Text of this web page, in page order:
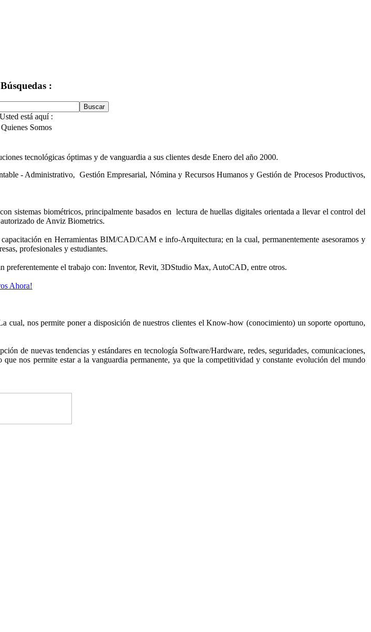
Búsquedas :
Usted está aquí :
Quienes Somos
tecnológicas óptimas y de vanguardia a sus clientes desde Enero del año 2000.
- Administrativo, Gestión Empresarial, Nómina y Recursos Humanos y Gestión de Procesos Productivos,
sistemas biométricos, principalmente basados en lectura de huellas digitales orientada a llevar el control del
de Anviz Biometrics.
en Herramientas BIM/CAD/CAM e info-Arquitectura; en la cual, permanentemente asesoramos y
profesionales y estudiantes.
preferentemente el trabajo con: Inventor, Revit, 3DStudio Max, AutoCAD, entre otros.
Ahora!
cual, nos permite poner a disposición de nuestros clientes el Know-how (conocimiento) un soporte oportuno,
de nuevas tendencias y estándares en tecnología Software/Hardware, redes, seguridades, comunicaciones,
nos permite estar a la vanguardia permanente, ya que la competitividad y constante evolución del mundo